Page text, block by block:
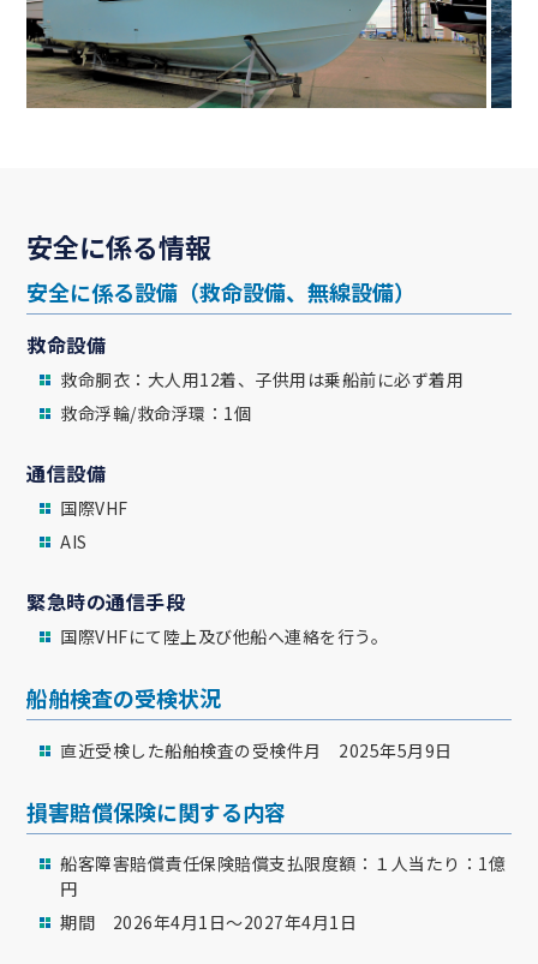
安全に係る情報
安全に係る設備（救命設備、無線設備）
救命設備
救命胴衣：大人用12着、子供用は乗船前に必ず着用
救命浮輪/救命浮環：1個
通信設備
国際VHF
AIS
緊急時の通信手段
国際VHFにて陸上及び他船へ連絡を行う。
船舶検査の受検状況
直近受検した船舶検査の受検件月 2025年5月9日
損害賠償保険に関する内容
船客障害賠償責任保険賠償支払限度額：１人当たり：1億
円
期間 2026年4月1日～2027年4月1日